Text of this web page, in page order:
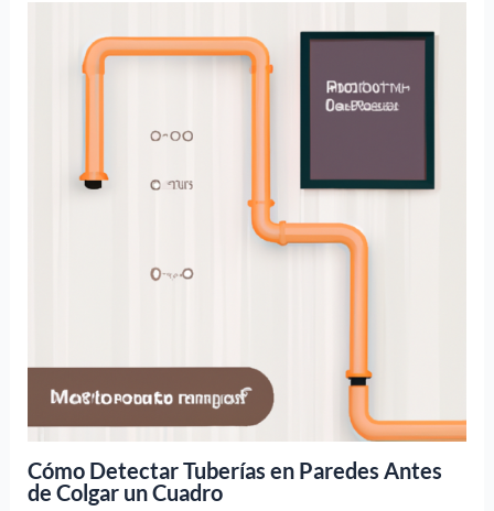
Cómo Detectar Tuberías en Paredes Antes
de Colgar un Cuadro